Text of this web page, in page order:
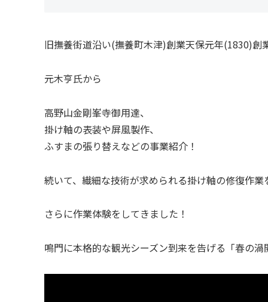
旧撫養街道沿い(撫養町木津)創業天保元年(1830)
元木亨氏から
高野山金剛峯寺御用達、
掛け軸の表装や屏風製作、
ふすまの張り替えなどの事業紹介！
続いて、繊細な技術が求められる掛け軸の修復作業
さらに作業体験をしてきました！
鳴門に本格的な観光シーズン到来を告げる「春の